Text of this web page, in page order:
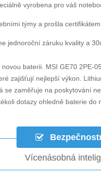
vyrobena pro váš
týmy a prošla
jednoroční záruku kvality a
baterii. MSI GE70 2PE-
zajišťují nejlepší výkon.
zaměřuje na poskytování
dotazy ohledně baterie do
Vícenásobná